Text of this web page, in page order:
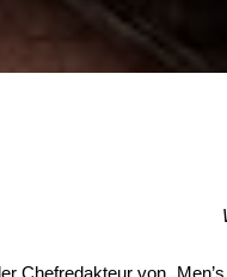
Chefredakteur von